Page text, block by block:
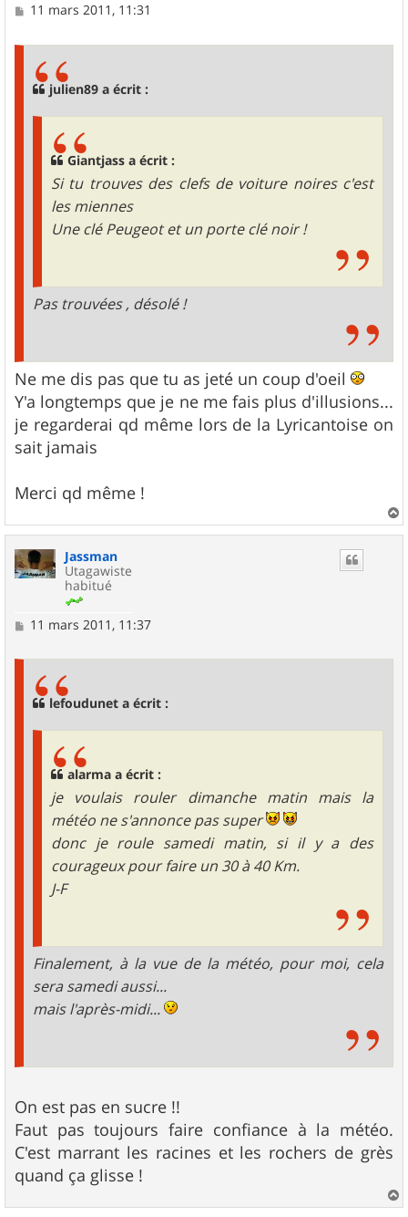
M11 mars 2011, 11:31
julien89 a écrit :
Giantjass a écrit :
Si tu trouves des clefs de voiture noires c'est
les miennes
Une clé Peugeot et un porte clé noir !
Pas trouvées , désolé !
Ne me dis pas que tu as jeté un coup d'oeil
Y'a longtemps que je ne me fais plus d'illusions...
je regarderai qd même lors de la Lyricantoise on
sait jamais
Merci qd même !
a
Jassman
Utagawiste
habitué
M11 mars 2011, 11:37
lefoudunet a écrit :
alarma a écrit :
je voulais rouler dimanche matin mais la
météo ne s'annonce pas super
donc je roule samedi matin, si il y a des
courageux pour faire un 30 à 40 Km.
J-F
Finalement, à la vue de la météo, pour moi, cela
sera samedi aussi...
mais l'après-midi...
On est pas en sucre !!
Faut pas toujours faire confiance à la météo.
C'est marrant les racines et les rochers de grès
quand ça glisse !
a